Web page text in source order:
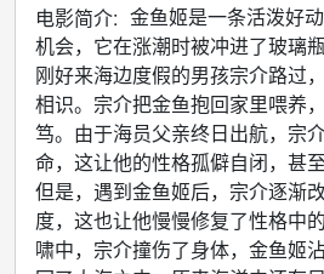
电影简介: 金鱼姬是一条活泼好
机会，它在涨潮时被冲进了玻璃
刚好来海边度假的男孩宗介路过
相识。宗介把金鱼抱回家里喂养
笃。由于海员父亲终日出航，宗
命，这让他的性格孤僻自闭，甚
但是，遇到金鱼姬后，宗介逐渐
度，这也让他慢慢修复了性格中
啸中，宗介撞伤了身体，金鱼姬